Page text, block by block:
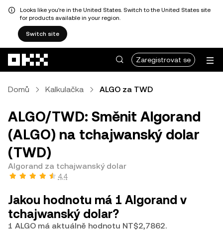
Looks like you're in the United States. Switch to the United States site
for products available in your region.
Switch site
Zaregistrovat se
Domů Kalkulačka ALGO za TWD
ALGO/TWD: Směnit Algorand
(ALGO) na tchajwanský dolar
(TWD)
Algorand za tchajwanský dolar
4,4
Jakou hodnotu má 1 Algorand v
tchajwanský dolar?
1 ALGO má aktuálně hodnotu NT$2,7862.